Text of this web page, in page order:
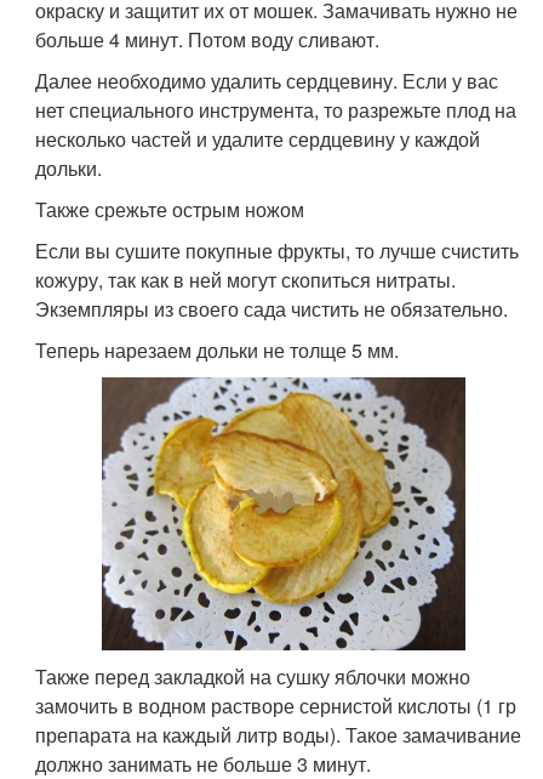
окраску и защитит их от мошек. Замачивать нужно не
больше 4 минут. Потом воду сливают.
Далее необходимо удалить сердцевину. Если у вас
нет специального инструмента, то разрежьте плод на
несколько частей и удалите сердцевину у каждой
дольки.
Также срежьте острым ножом
Если вы сушите покупные фрукты, то лучше счистить
кожуру, так как в ней могут скопиться нитраты.
Экземпляры из своего сада чистить не обязательно.
Теперь нарезаем дольки не толще 5 мм.
Также перед закладкой на сушку яблочки можно
замочить в водном растворе сернистой кислоты (1 гр
препарата на каждый литр воды). Такое замачивание
должно занимать не больше 3 минут.